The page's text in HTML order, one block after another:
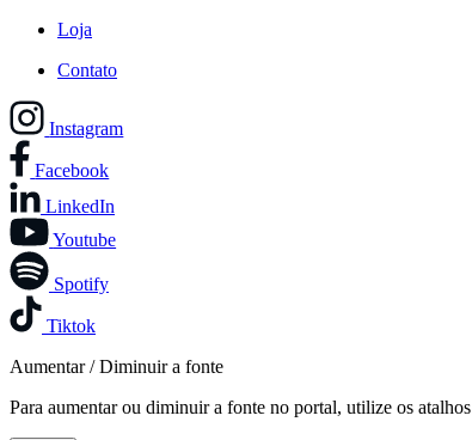
Loja
Contato
Instagram
Facebook
LinkedIn
Youtube
Spotify
Tiktok
Aumentar / Diminuir a fonte
Para aumentar ou diminuir a fonte no portal, utilize os atalhos